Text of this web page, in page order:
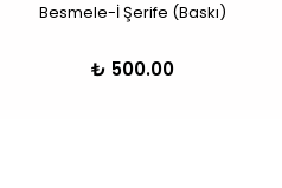
Besmele-İ Şerife (Baskı)
₺ 500.00